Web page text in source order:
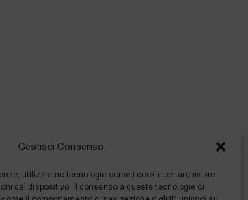
Gestisci Consenso
utilizziamo tecnologie come i cookie per archiviare
del dispositivo. Il consenso a queste tecnologie ci